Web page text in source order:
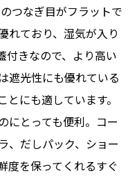
つなぎ目がフラットで
れており、湿気が入り
付きなので、より高い
遮光性にも優れている
にも適しています。
にとっても便利。コー
、だしパック、ショー
度を保ってくれるすぐ